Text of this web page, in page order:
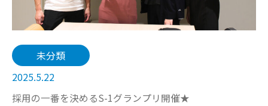
未分類
2025.5.22
採用の一番を決めるS-1グランプリ開催★